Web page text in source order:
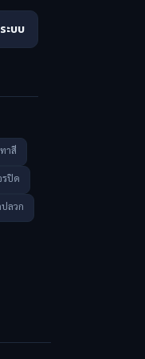
ะบบ
าสี
รปิด
ปลวก